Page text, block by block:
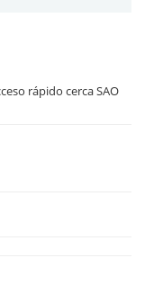
rápido cerca SAO